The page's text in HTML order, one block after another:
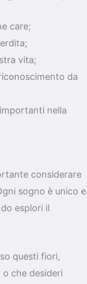
care;
vita;
da
nella
considerare
sogno è unico e
esplori il
questi fiori,
che desideri